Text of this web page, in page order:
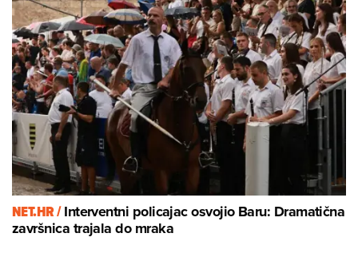
NET.HR /Interventni policajac osvojio Baru: Dramatična
završnica trajala do mraka